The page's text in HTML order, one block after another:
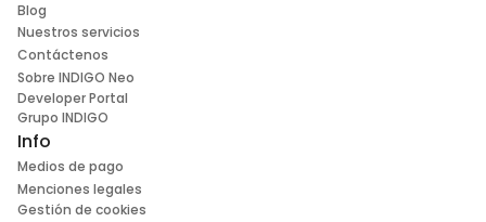
Blog
Nuestros servicios
Contáctenos
Sobre INDIGO Neo
Developer Portal
Grupo INDIGO
Info
Medios de pago
Menciones legales
Gestión de cookies